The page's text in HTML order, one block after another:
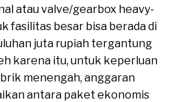
atau valve/gearbox heavy-
fasilitas besar bisa berada di
juta rupiah tergantung
karena itu, untuk keperluan
menengah, anggaran
antara paket ekonomis